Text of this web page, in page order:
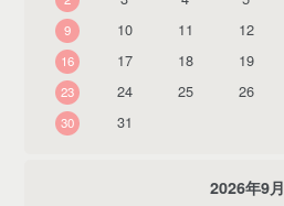
9
10 11 12
16
17 18 19
23
24 25 26
30
31
2026年9月